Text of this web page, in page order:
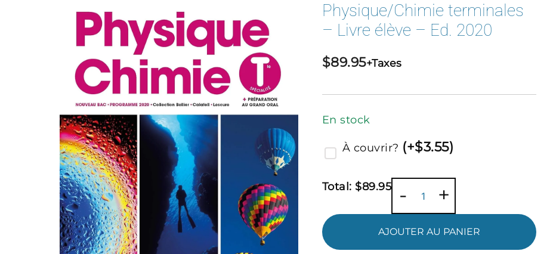
Physique/Chimie terminales
– Livre élève – Ed. 2020
$89.95+Taxes
En stock
À couvrir? (+$3.55)
Total: $89.95 -
quantité
+
AJOUTER AU PANIER